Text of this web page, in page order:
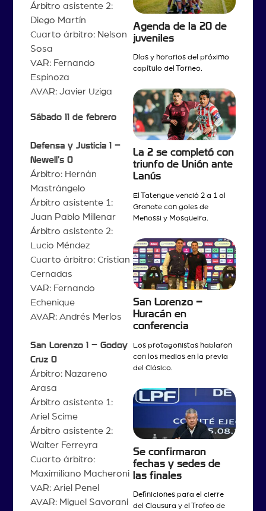
Árbitro asistente 2:
Diego Martín
Cuarto árbitro: Nelson
Sosa
VAR: Fernando
Espinoza
AVAR: Javier Uziga
Sábado 11 de febrero
Defensa y Justicia 1 –
Newell’s 0
Árbitro: Hernán
Mastrángelo
Árbitro asistente 1:
Juan Pablo Millenar
Árbitro asistente 2:
Lucio Méndez
Cuarto árbitro: Cristian
Cernadas
VAR: Fernando
Echenique
AVAR: Andrés Merlos
San Lorenzo 1 – Godoy
Cruz 0
Árbitro: Nazareno
Arasa
Árbitro asistente 1:
Ariel Scime
Árbitro asistente 2:
Walter Ferreyra
Cuarto árbitro:
Maximiliano Macheroni
VAR: Ariel Penel
AVAR: Miguel Savorani
Agenda de la 20 de
juveniles
Días y horarios del próximo
capítulo del Torneo.
La 2 se completó con
triunfo de Unión ante
Lanús
El Tatengue venció 2 a 1 al
Granate con goles de
Menossi y Mosqueira.
San Lorenzo –
Huracán en
conferencia
Los protagonistas hablaron
con los medios en la previa
del Clásico.
Se confirmaron
fechas y sedes de
las finales
Definiciones para el cierre
del Clausura y el Trofeo de